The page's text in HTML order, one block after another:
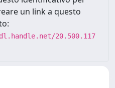
un link a questo
20.500.117